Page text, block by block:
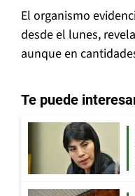
El organismo
desde el lunes,
aunque en
Te puede